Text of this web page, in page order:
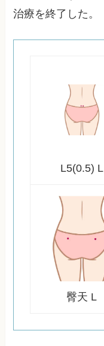
治療を終了した。
L5(0.5) L
臀天 L